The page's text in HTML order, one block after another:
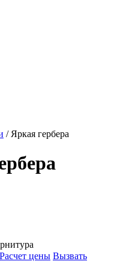
/ Яркая гербера
Расчет цены Вызвать